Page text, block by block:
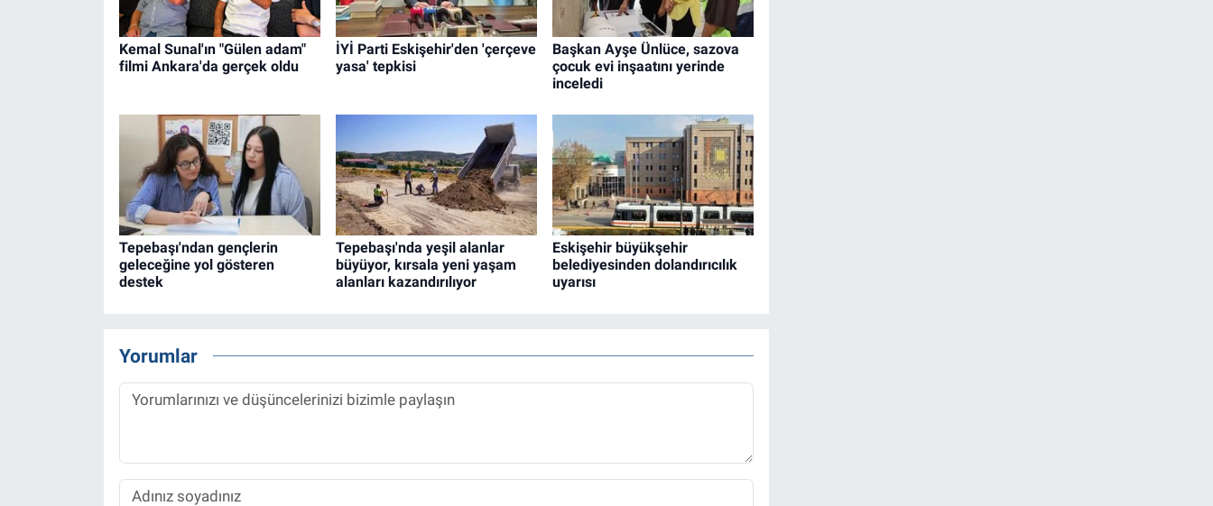
Kemal Sunal'ın "Gülen adam"
filmi Ankara'da gerçek oldu
İYİ Parti Eskişehir'den 'çerçeve
yasa' tepkisi
Başkan Ayşe Ünlüce, sazova
çocuk evi inşaatını yerinde
inceledi
Tepebaşı'ndan gençlerin
geleceğine yol gösteren
destek
Tepebaşı'nda yeşil alanlar
büyüyor, kırsala yeni yaşam
alanları kazandırılıyor
Eskişehir büyükşehir
belediyesinden dolandırıcılık
uyarısı
Yorumlar